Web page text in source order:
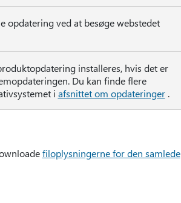
opdatering ved at besøge webstedet
installeres, hvis det er
Du kan finde flere
i afsnittet om opdateringer.
filoplysningerne for den samlede